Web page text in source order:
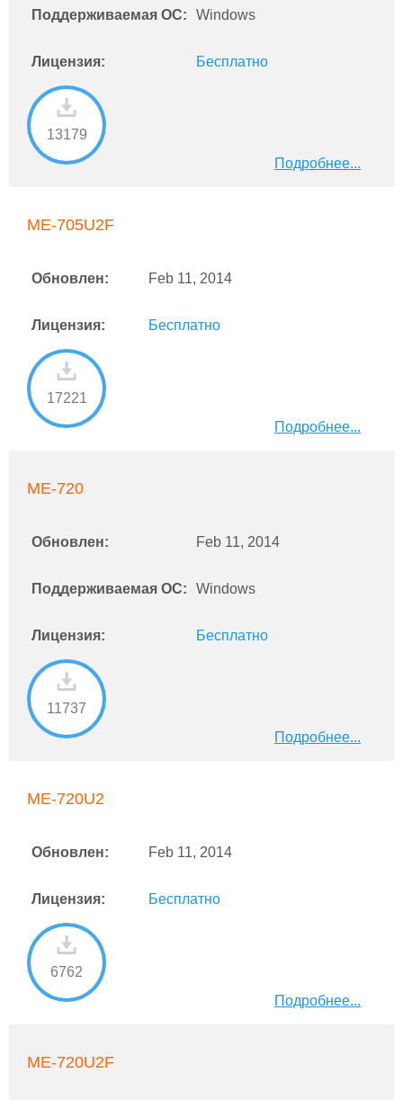
Поддерживаемая ОС: Windows
Лицензия: Бесплатно
13179
Подробнее...
ME-705U2F
Обновлен: Feb 11, 2014
Лицензия: Бесплатно
17221
Подробнее...
ME-720
Обновлен: Feb 11, 2014
Поддерживаемая ОС: Windows
Лицензия: Бесплатно
11737
Подробнее...
ME-720U2
Обновлен: Feb 11, 2014
Лицензия: Бесплатно
6762
Подробнее...
ME-720U2F